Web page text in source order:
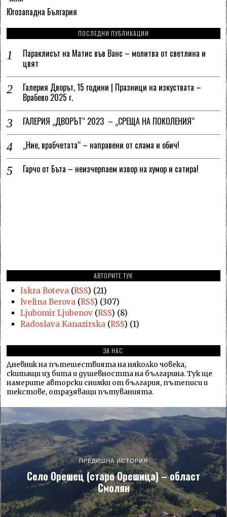
Югозападна България
ПОСЛЕДНИ ПУБЛИКАЦИИ
Параклисът на Матис във Ванс – молитва от светлина и
цвят
Галерия Дворът, 15 години | Празници на изкуствата –
Врабево 2025 г.
ГАЛЕРИЯ „ДВОРЪТ“ 2023 – „СРЕЩА НА ПОКОЛЕНИЯ“
„Ние, врабчетата“ – направени от слама и обич!
Гарчо от Бъта – неизчерпаем извор на хумор и сатира!
АВТОРИТЕ ТУК
Iskra Boteva (RSS) (21)
Ivelina Berova (RSS) (307)
Ljubomir Ljubenov(RSS) (8)
Radoslava Kanazirska (RSS) (1)
ЗА НАС
Дневник на пътешествията на няколко човека,
скитащи из бита и душевността на българина. Тук ще
намерите авторски снимки от българия, пътеписи и
текстове, отразяващи пътуванията.
ПРЕДИШНА ИСТОРИЯ
Село Орешец (старо Орешица) – област
Смолян